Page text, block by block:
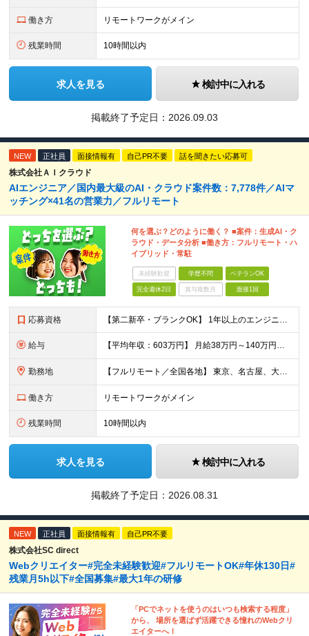
働き方 リモートワークがメイン
残業時間 10時間以内
求人を見る 検討中に入れる
掲載終了予定日： 2026.09.03
NEW 正社員 面接情報有 自己PR不要 話を聞きたい応募可
株式会社ＡＩクラウド
AIエンジニア／国内最大級のAI・クラウド案件数：7,778件／AIマ
ッチング×41名の営業力／フルリモート
何を選ぶ？どのように働く？ ■案件：生成AI・ク
ラウド・データ分析 ■働き方：フルリモート・ハ
イブリッド・常駐
未経験歓迎 学歴不問 ベテランOK
完全週休2日 賞与複数月 面接1回
応募資格 【第二新卒・ブランクOK】 1年以上のエンジニア経験がある方(開発・インフラ・工程・言語一切不問） 文理・学歴不問 【三上さんの事例】 転職前 AWS案件を希望していましたが、資格や評価軸が不明確で
給与 【平均年収：603万円】 月給38万円～140万円＋諸手当（経験者） 【平均年収603万円】 ※案件の契約内容や昇給額などはすべて開示します。 ※経験や能力を考慮し決定します。 ※月給には固定残業
勤務地 【フルリモート／全国各地】 東京、名古屋、大阪、福岡を中心とした全国のプロジェクトにアサイン。 ※プロジェクトは完全選択制です。 ※フルリモート、ハイブリッド型、常駐案件から自由に選択可能です。 ※転
働き方 リモートワークがメイン
残業時間 10時間以内
求人を見る 検討中に入れる
掲載終了予定日： 2026.08.31
NEW 正社員 面接情報有 自己PR不要
株式会社SC direct
Webクリエイター#完全未経験歓迎#フルリモートOK#年休130日#
残業月5h以下#全国募集#最大1年の研修
「PCでネットを使うのはいつも検索する程度」
から、 場所を選ばず活躍できる憧れのWebクリ
エイターへ！